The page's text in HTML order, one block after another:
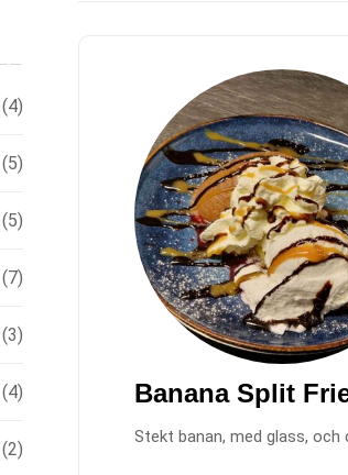
(4)
(5)
(5)
(7)
(3)
(4)
(2)
Banana Split
Stekt banan, med glass, och